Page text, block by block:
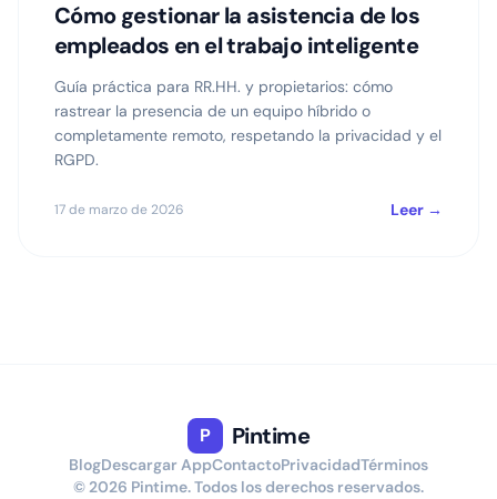
Cómo gestionar la asistencia de los
empleados en el trabajo inteligente
Guía práctica para RR.HH. y propietarios: cómo
rastrear la presencia de un equipo híbrido o
completamente remoto, respetando la privacidad y el
RGPD.
17 de marzo de 2026 Leer →
P Pintime
BlogDescargar AppContactoPrivacidadTérminos
© 2026 Pintime. Todos los derechos reservados.